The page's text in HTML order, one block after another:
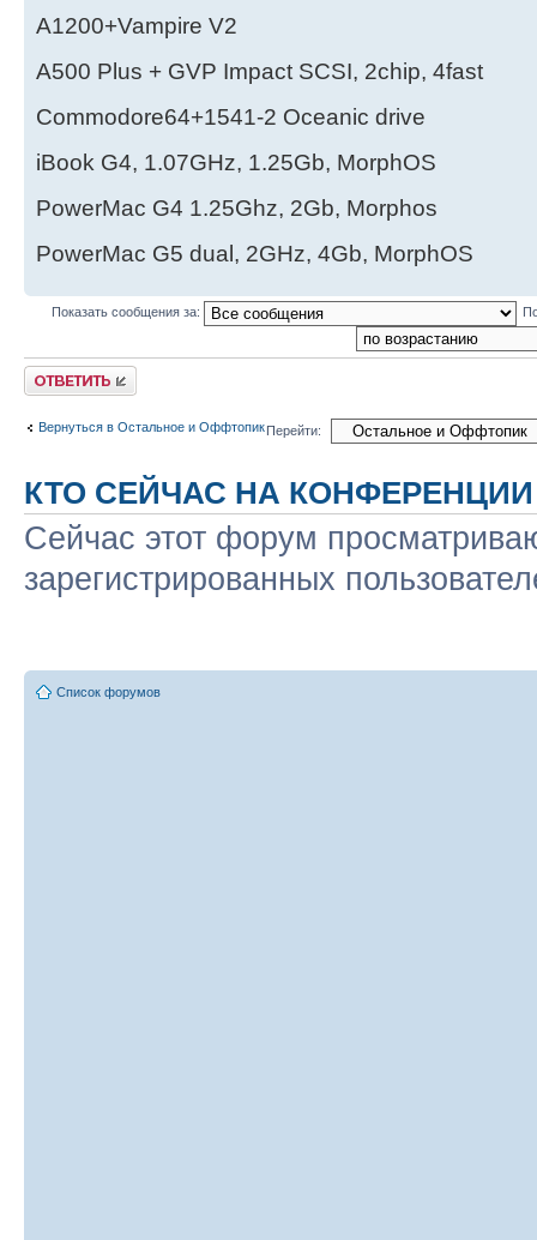
A1200+Vampire V2
А500 Plus + GVP Impact SCSI, 2chip, 4fast
Commodore64+1541-2 Oceanic drive
iBook G4, 1.07GHz, 1.25Gb, MorphOS
PowerMac G4 1.25Ghz, 2Gb, Morphos
PowerMac G5 dual, 2GHz, 4Gb, MorphOS
Показать сообщения за:
Ответить
Вернуться в Остальное и ОффтопикПерейти:
КТО СЕЙЧАС НА КОНФЕРЕНЦИИ
Сейчас этот форум
зарегистрированных
Список форумов